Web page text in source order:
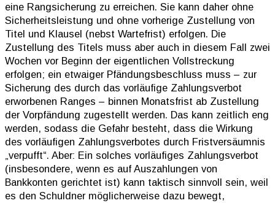
eine Rangsicherung zu erreichen. Sie kann daher ohne
Sicherheitsleistung und ohne vorherige Zustellung von
Titel und Klausel (nebst Wartefrist) erfolgen. Die
Zustellung des Titels muss aber auch in diesem Fall zwei
Wochen vor Beginn der eigentlichen Vollstreckung
erfolgen; ein etwaiger Pfändungsbeschluss muss – zur
Sicherung des durch das vorläufige Zahlungsverbot
erworbenen Ranges – binnen Monatsfrist ab Zustellung
der Vorpfändung zugestellt werden. Das kann zeitlich eng
werden, sodass die Gefahr besteht, dass die Wirkung
des vorläufigen Zahlungsverbotes durch Fristversäumnis
„verpufft“. Aber: Ein solches vorläufiges Zahlungsverbot
(insbesondere, wenn es auf Auszahlungen von
Bankkonten gerichtet ist) kann taktisch sinnvoll sein, weil
es den Schuldner möglicherweise dazu bewegt,